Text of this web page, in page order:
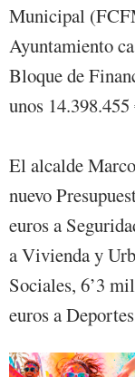
Municipal
Ayuntamiento
Bloque de
unos 14.398.455
El alcalde
nuevo
euros a
a Vivienda y
Sociales, 6’3
euros a